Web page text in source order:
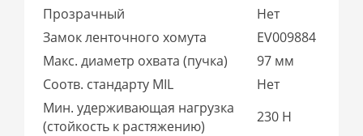
Прозрачный
Нет
Замок ленточного хомута
EV009884
Макс. диаметр охвата (пучка)
97 мм
Соотв. стандарту MIL
Нет
Мин. удерживающая нагрузка
(стойкость к растяжению)
230 Н